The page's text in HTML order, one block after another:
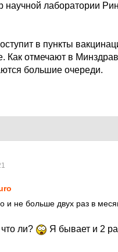
научной лаборатории
в пункты
Как отмечают в
большие очереди.
и не больше двух раз в
ли?
Я бывает и 2